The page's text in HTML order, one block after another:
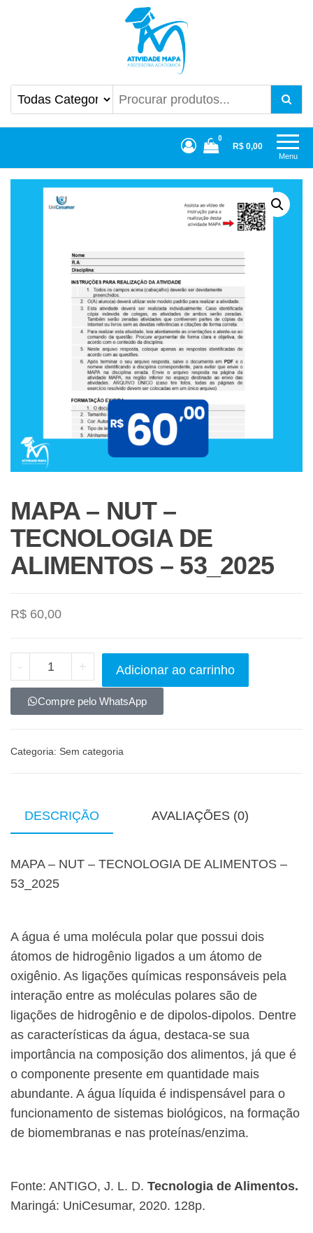
Atividade Mapa Mapa UniCesumar
Menu
0
R$ 0,00
MAPA – NUT –
TECNOLOGIA DE
ALIMENTOS – 53_2025
R$ 60,00
- + Adicionar ao carrinho
Compre pelo WhatsApp
Categoria: Sem categoria
DESCRIÇÃO AVALIAÇÕES (0)
MAPA – NUT – TECNOLOGIA DE ALIMENTOS –
53_2025
A água é uma molécula polar que possui dois
átomos de hidrogênio ligados a um átomo de
oxigênio. As ligações químicas responsáveis pela
interação entre as moléculas polares são de
ligações de hidrogênio e de dipolos-dipolos. Dentre
as características da água, destaca-se sua
importância na composição dos alimentos, já que é
o componente presente em quantidade mais
abundante. A água líquida é indispensável para o
funcionamento de sistemas biológicos, na formação
de biomembranas e nas proteínas/enzima.
Fonte: ANTIGO, J. L. D. Tecnologia de Alimentos.
Maringá: UniCesumar, 2020. 128p.